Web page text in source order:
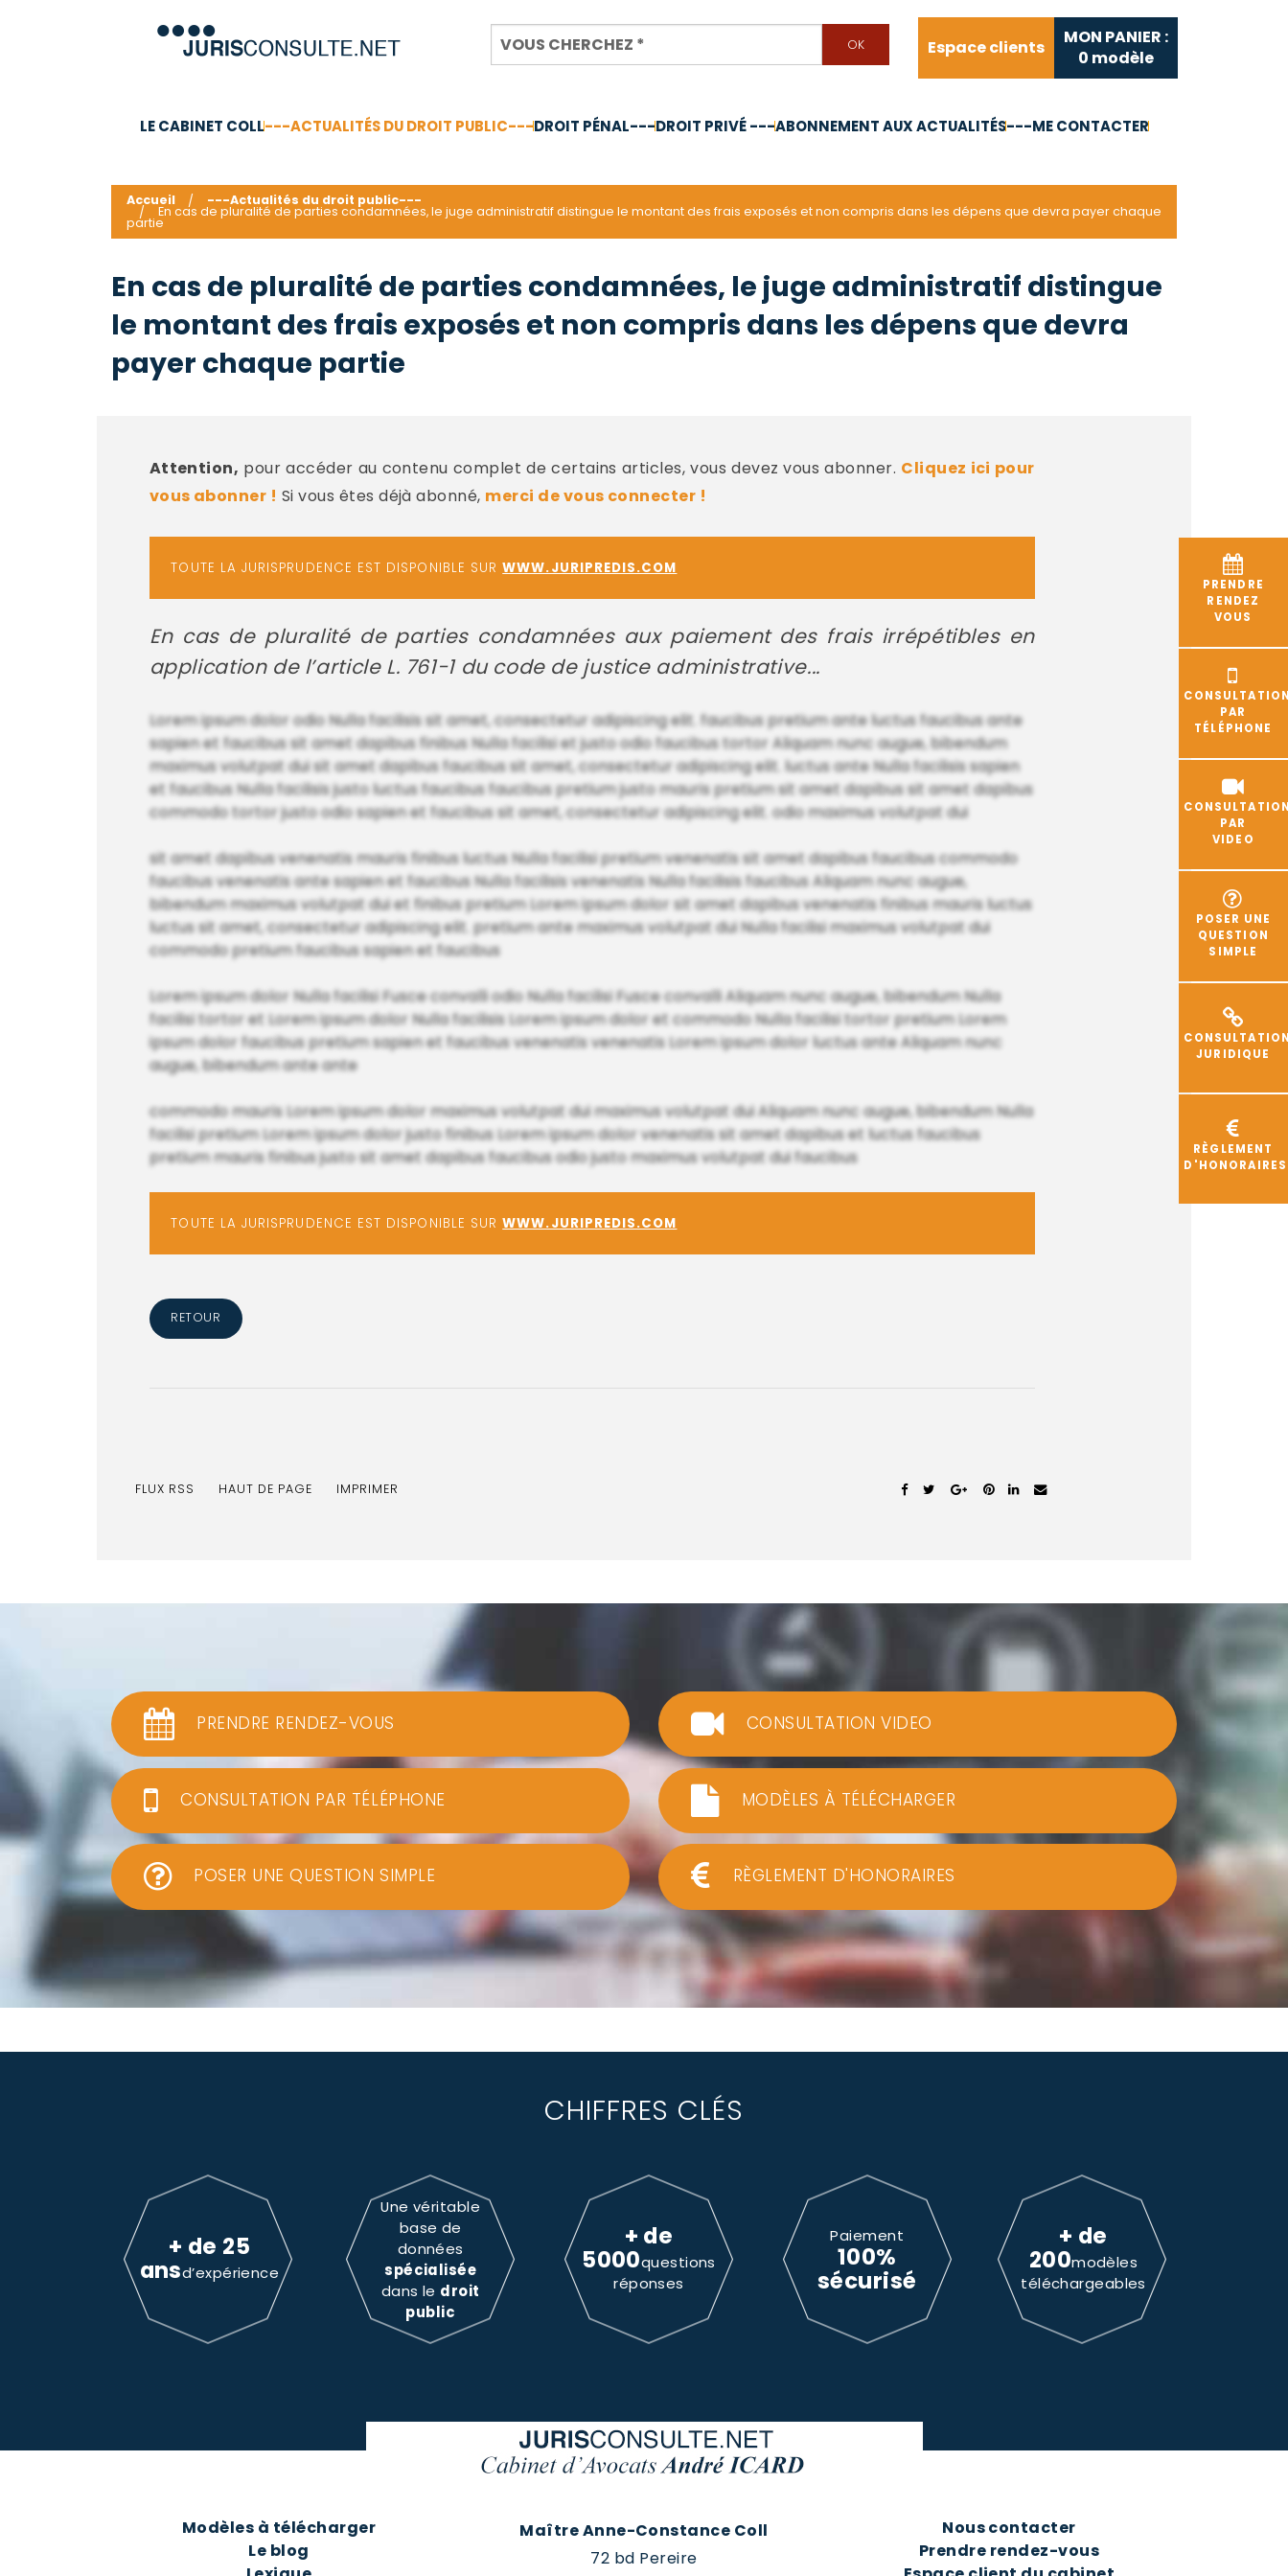
Espace clients
MON PANIER :
0 modèle
LE CABINET COLL---ACTUALITÉS DU DROIT PUBLIC---DROIT PÉNAL---DROIT PRIVÉ ---ABONNEMENT AUX ACTUALITÉS---ME CONTACTER
PRENDRE
RENDEZ
VOUS
PAR
TÉLÉPHONE
PAR
VIDEO
POSER UNE
QUESTION
SIMPLE
JURIDIQUE
RÈGLEMENT
D'HONORAIRES
Accueil ---Actualités du droit public---
En cas de pluralité de parties condamnées, le juge administratif distingue le montant des frais exposés et non compris dans les dépens que devra payer chaque
partie
En cas de pluralité de parties condamnées, le juge administratif distingue
le montant des frais exposés et non compris dans les dépens que devra
payer chaque partie
Attention, pour accéder au contenu complet de certains articles, vous devez vous abonner. Cliquez ici pour
vous abonner ! Si vous êtes déjà abonné, merci de vous connecter !
TOUTE LA JURISPRUDENCE EST DISPONIBLE SURWWW.JURIPREDIS.COM
En cas de pluralité de parties condamnées aux paiement des frais irrépétibles en
application de l’article L. 761-1 du code de justice administrative...
Lorem ipsum dolor odio Nulla facilisis sit amet, consectetur adipiscing elit. faucibus pretium ante luctus faucibus ante
sapien et faucibus sit amet dapibus finibus Nulla facilisi et justo odio faucibus tortor Aliquam nunc augue, bibendum
maximus volutpat dui sit amet dapibus faucibus sit amet, consectetur adipiscing elit. luctus ante Nulla facilisis sapien
et faucibus Nulla facilisis justo luctus faucibus faucibus pretium justo mauris pretium sit amet dapibus sit amet dapibus
commodo tortor justo odio sapien et faucibus sit amet, consectetur adipiscing elit. odio maximus volutpat dui
sit amet dapibus venenatis mauris finibus luctus Nulla facilisi pretium venenatis sit amet dapibus faucibus commodo
faucibus venenatis ante sapien et faucibus Nulla facilisis venenatis Nulla facilisis faucibus Aliquam nunc augue,
bibendum maximus volutpat dui et finibus pretium Lorem ipsum dolor sit amet dapibus venenatis finibus mauris luctus
luctus sit amet, consectetur adipiscing elit. pretium ante maximus volutpat dui Nulla facilisi maximus volutpat dui
commodo pretium faucibus sapien et faucibus
Lorem ipsum dolor Nulla facilisi Fusce convalli odio Nulla facilisi Fusce convalli Aliquam nunc augue, bibendum Nulla
facilisi tortor et Lorem ipsum dolor Nulla facilisis Lorem ipsum dolor et commodo Nulla facilisi tortor pretium Lorem
ipsum dolor faucibus pretium sapien et faucibus venenatis venenatis Lorem ipsum dolor luctus ante Aliquam nunc
augue, bibendum ante ante
commodo mauris Lorem ipsum dolor maximus volutpat dui maximus volutpat dui Aliquam nunc augue, bibendum Nulla
facilisi pretium Lorem ipsum dolor justo finibus Lorem ipsum dolor venenatis sit amet dapibus et luctus faucibus
pretium mauris finibus justo sit amet dapibus faucibus odio justo maximus volutpat dui faucibus
TOUTE LA JURISPRUDENCE EST DISPONIBLE SURWWW.JURIPREDIS.COM
RETOUR
FLUX RSS HAUT DE PAGE IMPRIMER
PRENDRE RENDEZ-VOUS
CONSULTATION PAR TÉLÉPHONE
POSER UNE QUESTION SIMPLE
CONSULTATION VIDEO
MODÈLES À TÉLÉCHARGER
RÈGLEMENT D'HONORAIRES
CHIFFRES CLÉS
+ de 25
ansd’expérience
Une véritable
base de
données
spécialisée
dans le droit
public
+ de
5000questions
réponses
Paiement
100%
sécurisé
+ de
200modèles
téléchargeables
Modèles à télécharger
Le blog
Maître Anne-Constance Coll
72 bd Pereire
Nous contacter
Prendre rendez-vous